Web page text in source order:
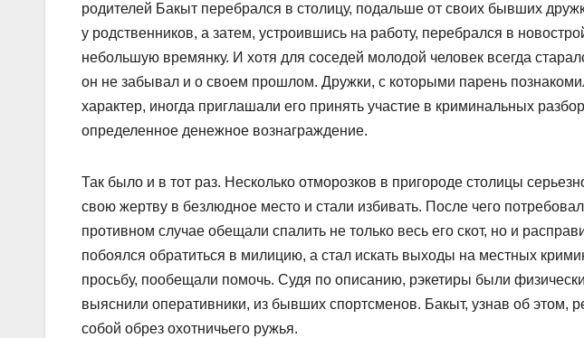
родителей Бакыт перебрался в столицу, подальше от своих бывших
у родственников, а затем, устроившись на работу, перебрался в
небольшую времянку. И хотя для соседей молодой человек всегда
он не забывал и о своем прошлом. Дружки, с которыми парень
характер, иногда приглашали его принять участие в криминальных
определенное денежное вознаграждение.
Так было и в тот раз. Несколько отморозков в пригороде столицы
свою жертву в безлюдное место и стали избивать. После чего
противном случае обещали спалить не только весь его скот, но и
побоялся обратиться в милицию, а стал искать выходы на местных
просьбу, пообещали помочь. Судя по описанию, рэкетиры были
выяснили оперативники, из бывших спортсменов. Бакыт, узнав об этом,
собой обрез охотничьего ружья.